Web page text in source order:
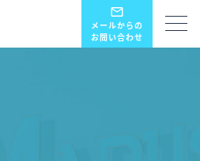
mail_outline
メールからの
お問い合わせ